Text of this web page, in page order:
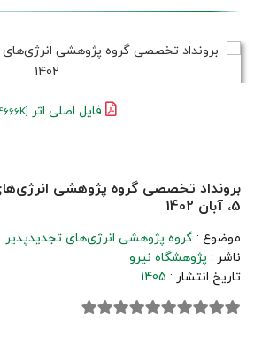
فایل اصلی اثر [4666K]
برونداد تخصصی گروه پژوهشی
5، آبان 1402
موضوع : گروه پژوهشی انرژی‌های تجدیدپذیر
ناشر : پژوهشگاه نیرو
تاریخ انتشار : 1405